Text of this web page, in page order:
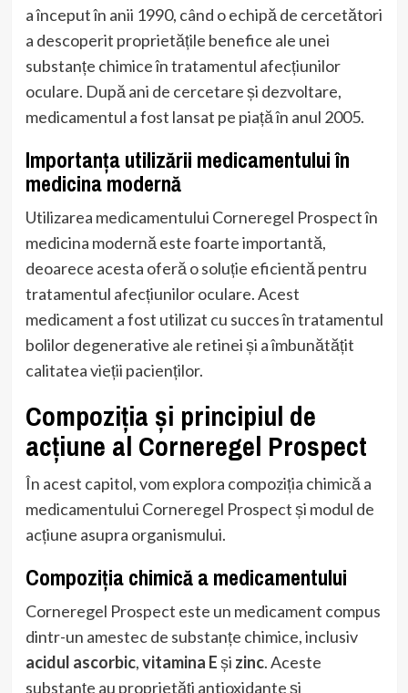
a început în anii 1990, când o echipă de cercetători
a descoperit proprietățile benefice ale unei
substanțe chimice în tratamentul afecțiunilor
oculare. După ani de cercetare și dezvoltare,
medicamentul a fost lansat pe piață în anul 2005.
Importanța utilizării medicamentului în
medicina modernă
Utilizarea medicamentului Corneregel Prospect în
medicina modernă este foarte importantă,
deoarece acesta oferă o soluție eficientă pentru
tratamentul afecțiunilor oculare. Acest
medicament a fost utilizat cu succes în tratamentul
bolilor degenerative ale retinei și a îmbunătățit
calitatea vieții pacienților.
Compoziția și principiul de
acțiune al Corneregel Prospect
În acest capitol, vom explora compoziția chimică a
medicamentului Corneregel Prospect și modul de
acțiune asupra organismului.
Compoziția chimică a medicamentului
Corneregel Prospect este un medicament compus
dintr-un amestec de substanțe chimice, inclusiv
acidul ascorbic,vitamina Eși zinc. Aceste
substanțe au proprietăți antioxidante și